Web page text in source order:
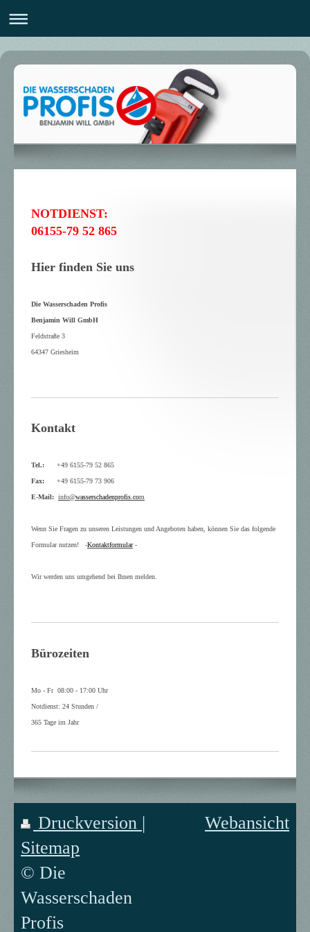
NOTDIENST:
06155-79 52 865
Hier finden Sie uns
Die Wasserschaden Profis
Benjamin Will GmbH
Feldstraße 3
64347 Griesheim
Kontakt
Tel.: +49 6155-79 52 865
Fax: +49 6155-79 73 906
E-Mail: info@wasserschadenprofis.com
Wenn Sie Fragen zu unseren Leistungen und Angeboten haben, können Sie das folgende
Formular nutzen! -Kontaktformular-
Wir werden uns umgehend bei Ihnen melden.
Bürozeiten
Mo - Fr 08:00 - 17:00 Uhr
Notdienst: 24 Stunden /
365 Tage im Jahr
Druckversion |
Sitemap
© Die
Wasserschaden
Profis
Webansicht